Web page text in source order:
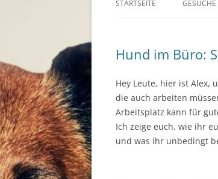
STARTSEITE
Hund im Büro:
Hey Leute, hier ist Alex,
die auch arbeiten
Arbeitsplatz kann für
Ich zeige euch, wie ihr
und was ihr unbedingt